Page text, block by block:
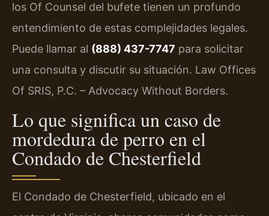
los Of Counsel del bufete tienen un profundo
entendimiento de estas complejidades legales.
Puede llamar al (888) 437-7747 para solicitar
una consulta y discutir su situación. Law Offices
Of SRIS, P.C. – Advocacy Without Borders.
Lo que significa un caso de
mordedura de perro en el
Condado de Chesterfield
El Condado de Chesterfield, ubicado en el